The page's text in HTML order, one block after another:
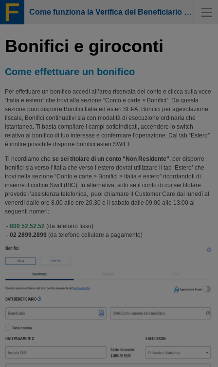
Come funziona la Verifica del Beneficiario e quali sono gli esiti?
Bonifici e giroconti
Come effettuare un bonifico
Per effettuare un bonifico accedi all’area riservata del conto e clicca sulla voce
“Italia e estero” che trovi alla sezione “Conto e carte > Bonifici". Da questa
sezione puoi disporre Bonifici Italia ed esteri SEPA, Bonifici per agevolazione
fiscale, Bonifici continuativi sia con modalità di esecuzione ordinaria che
istantanea. Ti basta compilare i campi sottoindicati, accendere lo switch
relativo al bonifico di tuo interesse e confermare l'operazione. Dal tab “Estero”
è inoltre possibile disporre bonifici esteri SWIFT.
Ti ricordiamo che se sei titolare di un conto “Non Residente”, per disporre
bonifici sia verso l’Italia che verso l’estero dovrai utilizzare il tab ‘Estero’ che
trovi nella sezione “Conto e carte > Bonifici > Italia e estero” ricordandoti di
inserire il codice Swift (BIC). In alternativa, solo se il conto di cui sei titolare
prevede l’assistenza telefonica, puoi chiamare il Customer Care dal lunedì al
venerdì dalle ore 8.00 alle ore 20.30 e il sabato dalle 09:00 alle 13:00 ai
seguenti numeri:
- 800 52.52.52 (da telefono fisso)
- 02 2899.2899 (da telefono cellulare a pagamento)